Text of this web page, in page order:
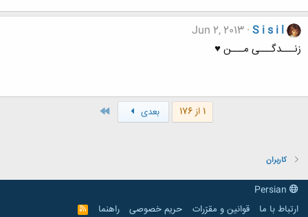
S i s i l
Jun 2, 2013
زنـــدگـــی مـــن ♥
1 از 176 بعدی
کاربران
ارتباط با ما
قوانین و مقرّرات حریم خصوصی راهنما
R